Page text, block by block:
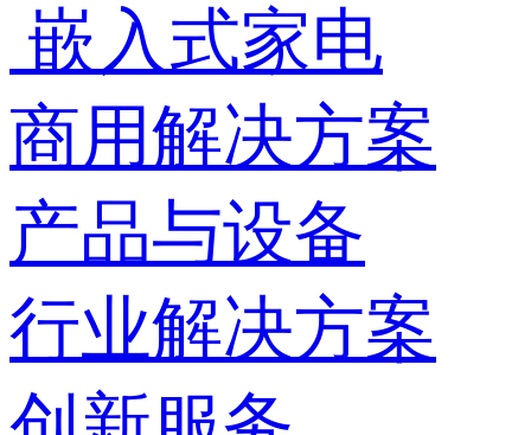
嵌入式家电
商用解决方案
产品与设备
行业解决方案